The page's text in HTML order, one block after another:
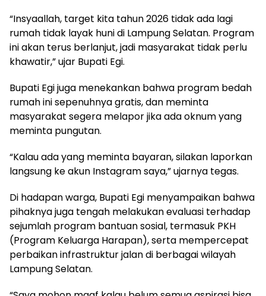
“Insyaallah, target kita tahun 2026 tidak ada lagi
rumah tidak layak huni di Lampung Selatan. Program
ini akan terus berlanjut, jadi masyarakat tidak perlu
khawatir,” ujar Bupati Egi.
Bupati Egi juga menekankan bahwa program bedah
rumah ini sepenuhnya gratis, dan meminta
masyarakat segera melapor jika ada oknum yang
meminta pungutan.
“Kalau ada yang meminta bayaran, silakan laporkan
langsung ke akun Instagram saya,” ujarnya tegas.
Di hadapan warga, Bupati Egi menyampaikan bahwa
pihaknya juga tengah melakukan evaluasi terhadap
sejumlah program bantuan sosial, termasuk PKH
(Program Keluarga Harapan), serta mempercepat
perbaikan infrastruktur jalan di berbagai wilayah
Lampung Selatan.